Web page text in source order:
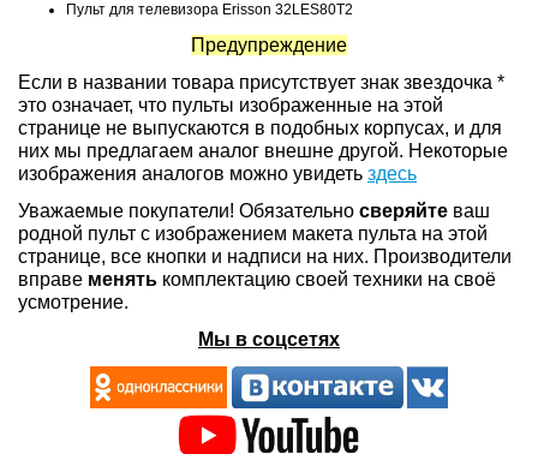
Пульт для телевизора Erisson 32LES80T2
Предупреждение
Если в названии товара присутствует знак звездочка *
это означает, что пульты изображенные на этой
странице не выпускаются в подобных корпусах, и для
них мы предлагаем аналог внешне другой. Некоторые
изображения аналогов можно увидеть здесь
Уважаемые покупатели! Обязательно сверяйте ваш
родной пульт с изображением макета пульта на этой
странице, все кнопки и надписи на них. Производители
вправе менять комплектацию своей техники на своё
усмотрение.
Мы в соцсетях